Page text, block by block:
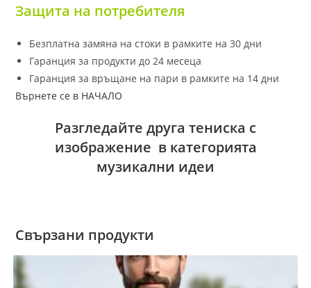
Защита на потребителя
Безплатна замяна на стоки в рамките на 30 дни
Гаранция за продукти до 24 месеца
Гаранция за връщане на пари в рамките на 14 дни
Върнете се в НАЧАЛО
Разгледайте друга тениска с
изображение в категорията
музикални идеи
Свързани продукти